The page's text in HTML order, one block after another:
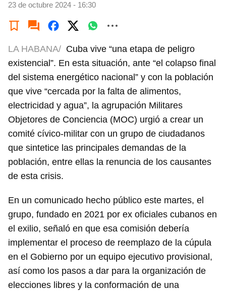
23 de octubre 2024 - 16:30
LA HABANA/ Cuba vive “una etapa de peligro
existencial”. En esta situación, ante “el colapso final
del sistema energético nacional” y con la población
que vive “cercada por la falta de alimentos,
electricidad y agua”, la agrupación Militares
Objetores de Conciencia (MOC) urgió a crear un
comité cívico-militar con un grupo de ciudadanos
que sintetice las principales demandas de la
población, entre ellas la renuncia de los causantes
de esta crisis.
En un comunicado hecho público este martes, el
grupo, fundado en 2021 por ex oficiales cubanos en
el exilio, señaló en que esa comisión debería
implementar el proceso de reemplazo de la cúpula
en el Gobierno por un equipo ejecutivo provisional,
así como los pasos a dar para la organización de
elecciones libres y la conformación de una